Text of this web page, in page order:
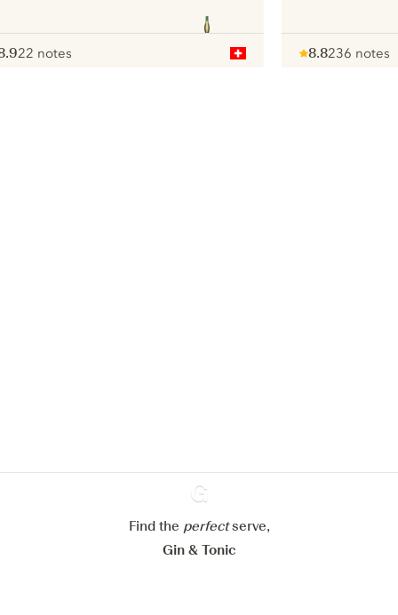
22 notes
8.8236 notes
Ginventory
Find the perfectserve,
Gin & Tonic